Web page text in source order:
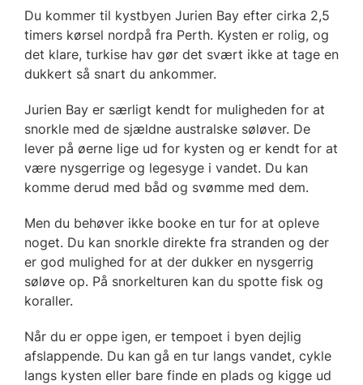
Du kommer til kystbyen Jurien Bay efter cirka 2,5
timers kørsel nordpå fra Perth. Kysten er rolig, og
det klare, turkise hav gør det svært ikke at tage en
dukkert så snart du ankommer.
Jurien Bay er særligt kendt for muligheden for at
snorkle med de sjældne australske søløver. De
lever på øerne lige ud for kysten og er kendt for at
være nysgerrige og legesyge i vandet. Du kan
komme derud med båd og svømme med dem.
Men du behøver ikke booke en tur for at opleve
noget. Du kan snorkle direkte fra stranden og der
er god mulighed for at der dukker en nysgerrig
søløve op. På snorkelturen kan du spotte fisk og
koraller.
Når du er oppe igen, er tempoet i byen dejlig
afslappende. Du kan gå en tur langs vandet, cykle
langs kysten eller bare finde en plads og kigge ud